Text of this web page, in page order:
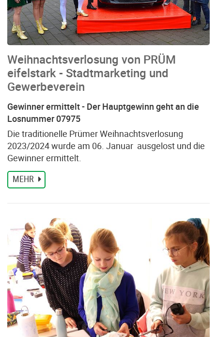
Weihnachtsverlosung von PRÜM
eifelstark - Stadtmarketing und
Gewerbeverein
Gewinner ermittelt - Der Hauptgewinn geht an die
Losnummer 07975
Die traditionelle Prümer Weihnachtsverlosung
2023/2024 wurde am 06. Januar ausgelost und die
Gewinner ermittelt.
MEHR